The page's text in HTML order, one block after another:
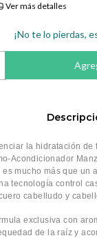
Ver más detalles
¡No te lo pierdas,
la hidratación de
Acondicionador
es mucho más que un
tecnología control
cabelludo y
exclusiva con
de la raíz y